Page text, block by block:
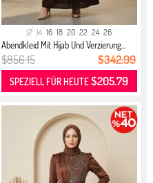
12 14 16 18 20 22 24 26
Abendkleid Mit Hijab Und Verzierung...
$856.15 $342.99
SPEZIELL FÜR HEUTE$205.79